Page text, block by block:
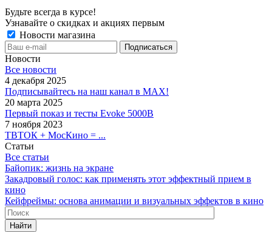
Будьте всегда в курсе!
Узнавайте о скидках и акциях первым
Новости магазина
Новости
Все новости
4 декабря 2025
Подписывайтесь на наш канал в MAX!
20 марта 2025
Первый показ и тесты Evoke 5000B
7 ноября 2023
ТВТОК + МосКино = ...
Статьи
Все статьи
Байопик: жизнь на экране
Закадровый голос: как применять этот эффектный прием в
кино
Кейфреймы: основа анимации и визуальных эффектов в кино
Найти